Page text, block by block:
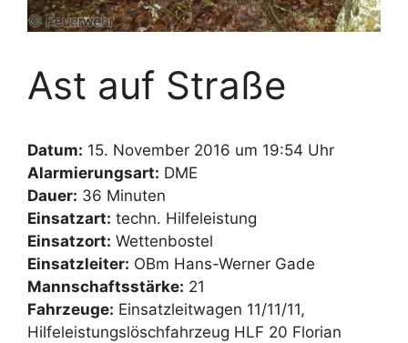
Ast auf Straße
Datum: 15. November 2016 um 19:54 Uhr
Alarmierungsart: DME
Dauer: 36 Minuten
Einsatzart: techn. Hilfeleistung
Einsatzort: Wettenbostel
Einsatzleiter: OBm Hans-Werner Gade
Mannschaftsstärke: 21
Fahrzeuge: Einsatzleitwagen 11/11/11,
Hilfeleistungslöschfahrzeug HLF 20 Florian